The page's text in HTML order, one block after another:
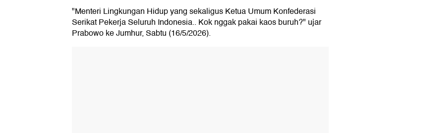
"Menteri Lingkungan Hidup yang sekaligus Ketua Umum Konfederasi
Serikat Pekerja Seluruh Indonesia.. Kok nggak pakai kaos buruh?" ujar
Prabowo ke Jumhur, Sabtu (16/5/2026).